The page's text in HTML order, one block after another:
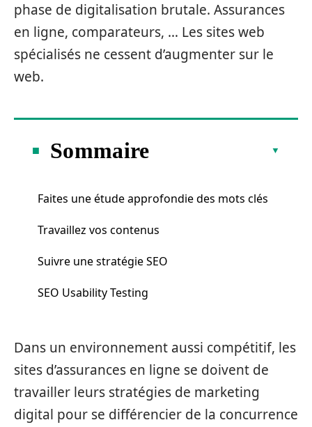
phase de digitalisation brutale. Assurances
en ligne, comparateurs, … Les sites web
spécialisés ne cessent d’augmenter sur le
web.
Sommaire
Faites une étude approfondie des mots clés
Travaillez vos contenus
Suivre une stratégie SEO
SEO Usability Testing
Dans un environnement aussi compétitif, les
sites d’assurances en ligne se doivent de
travailler leurs stratégies de marketing
digital pour se différencier de la concurrence